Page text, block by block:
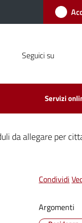
Seguici su
Servizi
da allegare per
Condividi
Argomenti